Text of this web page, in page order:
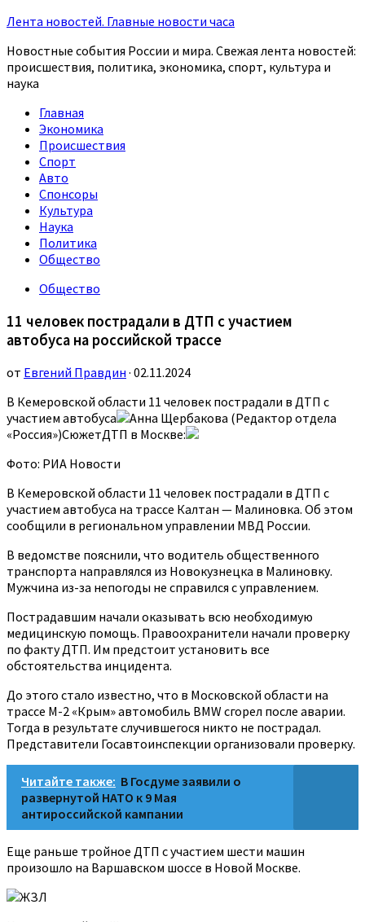
Лента новостей. Главные новости часа
Новостные события России и мира. Свежая лента новостей:
происшествия, политика, экономика, спорт, культура и
наука
Главная
Экономика
Происшествия
Спорт
Авто
Спонсоры
Культура
Наука
Политика
Общество
Общество
11 человек пострадали в ДТП с участием
автобуса на российской трассе
от Евгений Правдин · 02.11.2024
В Кемеровской области 11 человек пострадали в ДТП с
участием автобуса
Анна Щербакова (Редактор отдела
«Россия»)СюжетДТП в Москве:
Фото: РИА Новости
В Кемеровской области 11 человек пострадали в ДТП с
участием автобуса на трассе Калтан — Малиновка. Об этом
сообщили в региональном управлении МВД России.
В ведомстве пояснили, что водитель общественного
транспорта направлялся из Новокузнецка в Малиновку.
Мужчина из-за непогоды не справился с управлением.
Пострадавшим начали оказывать всю необходимую
медицинскую помощь. Правоохранители начали проверку
по факту ДТП. Им предстоит установить все
обстоятельства инцидента.
До этого стало известно, что в Московской области на
трассе М-2 «Крым» автомобиль BMW сгорел после аварии.
Тогда в результате случившегося никто не пострадал.
Представители Госавтоинспекции организовали проверку.
Читайте также: В Госдуме заявили о
развернутой НАТО к 9 Мая
антироссийской кампании
Еще раньше тройное ДТП с участием шести машин
произошло на Варшавском шоссе в Новой Москве.
ЖЗЛ